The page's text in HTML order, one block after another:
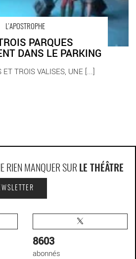
L’APOSTROPHE
PARQUES
DANS LE PARKING
ET TROIS VALISES, UNE [...]
RIEN MANQUER SUR LE THÉÂTRE
8603
abonnés